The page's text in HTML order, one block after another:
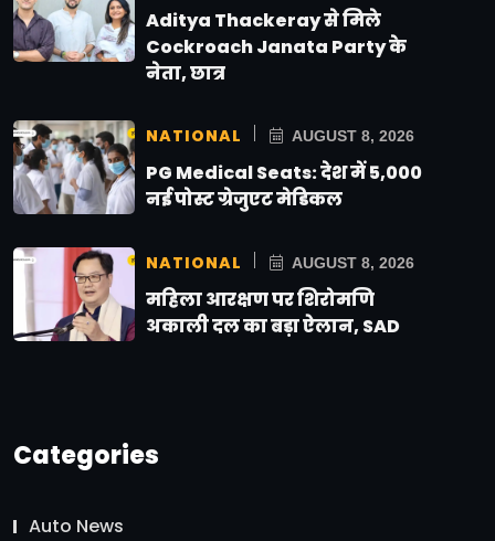
Aditya Thackeray से मिले
Cockroach Janata Party के
नेता, छात्र
NATIONAL AUGUST 8, 2026
PG Medical Seats: देश में 5,000
नई पोस्ट ग्रेजुएट मेडिकल
NATIONAL AUGUST 8, 2026
महिला आरक्षण पर शिरोमणि
अकाली दल का बड़ा ऐलान, SAD
Categories
Auto News